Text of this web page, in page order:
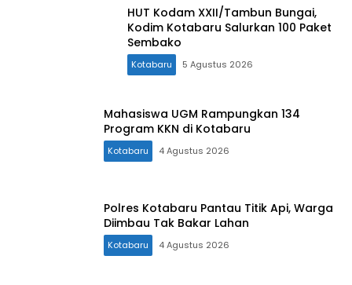
HUT Kodam XXII/Tambun Bungai,
Kodim Kotabaru Salurkan 100 Paket
Sembako
Kotabaru 5 Agustus 2026
Mahasiswa UGM Rampungkan 134
Program KKN di Kotabaru
Kotabaru 4 Agustus 2026
Polres Kotabaru Pantau Titik Api, Warga
Diimbau Tak Bakar Lahan
Kotabaru 4 Agustus 2026